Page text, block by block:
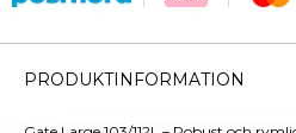
PRODUKTINFORMATION